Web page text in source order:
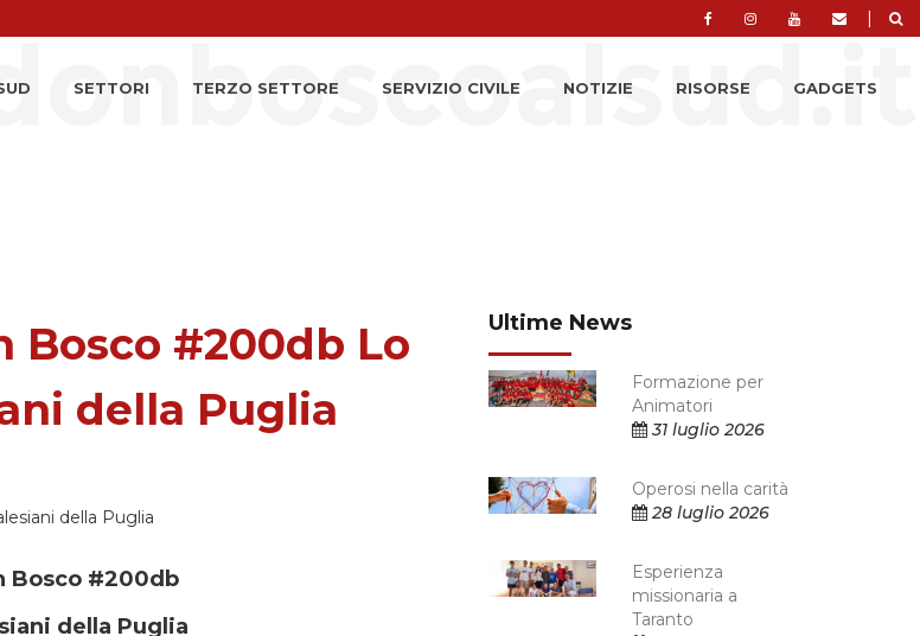
|
SETTORI TERZO SETTORE SERVIZIO CIVILE NOTIZIE RISORSE GADGETS
#200db Lo
della Puglia
Bosco #200db
della Puglia
Ultime News
Formazione per
Animatori
31 luglio 2026
Operosi nella carità
28 luglio 2026
Esperienza
missionaria a
Taranto